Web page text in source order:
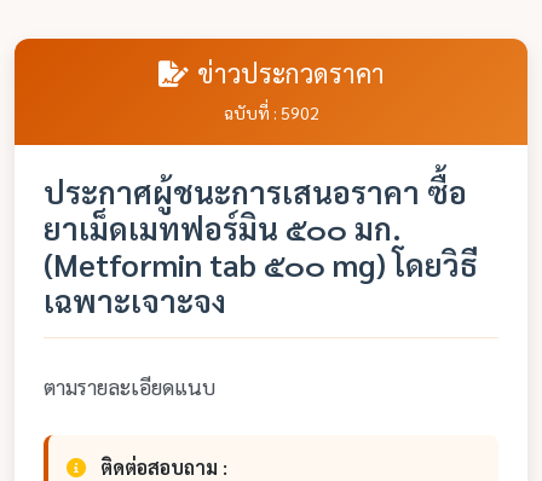
ข่าวประกวดราคา
ฉบับที่ : 5902
ประกาศผู้ชนะการเสนอราคา ซื้อ
ยาเม็ดเมทฟอร์มิน ๕๐๐ มก.
(Metformin tab ๕๐๐ mg) โดยวิธี
เฉพาะเจาะจง
ตามรายละเอียดแนบ
ติดต่อสอบถาม :